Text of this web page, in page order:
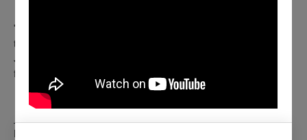
"※ Interactive Performance: Your suggestions could change
the story!"
Join in if you want, stay comfortably in your seat. Strictly zero
forced volunteers—introvert approved!
【遊牧計劃】臺北市大同區承德路三段84號4樓
Project Nomad is located on the 4th floor with no